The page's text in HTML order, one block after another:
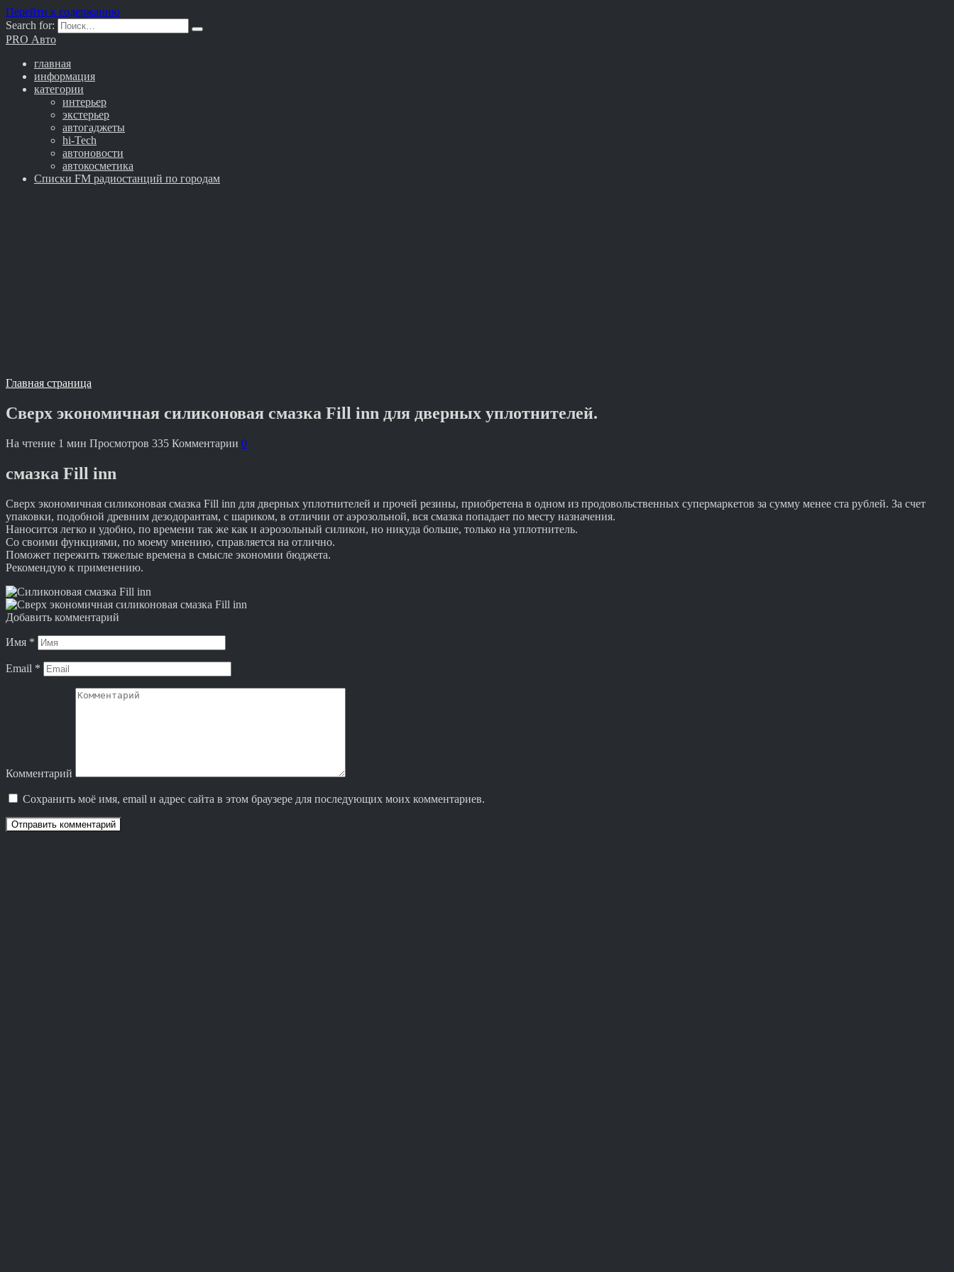
Перейти к содержанию
Search for:
PRO Авто
главная
информация
категории
интерьер
экстерьер
автогаджеты
hi-Tech
автоновости
автокосметика
Списки FM радиостанций по городам
Главная страница
Сверх экономичная силиконовая смазка Fill inn для дверных уплотнителей.
На чтение 1 мин Просмотров 335 Комментарии 0
смазка Fill inn
Сверх экономичная силиконовая смазка Fill inn для дверных уплотнителей и прочей резины, приобретена в одном из продовольственных супермаркетов за сумму менее ста рублей. За счет
упаковки, подобной древним дезодорантам, с шариком, в отличии от аэрозольной, вся смазка попадает по месту назначения.
Наносится легко и удобно, по времени так же как и аэрозольный силикон, но никуда больше, только на уплотнитель.
Со своими функциями, по моему мнению, справляется на отлично.
Поможет пережить тяжелые времена в смысле экономии бюджета.
Рекомендую к применению.
Добавить комментарий
Имя *
Email *
Комментарий
Сохранить моё имя, email и адрес сайта в этом браузере для последующих моих комментариев.